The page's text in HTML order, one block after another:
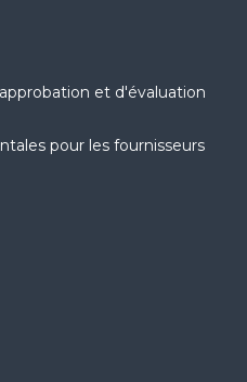
et d'évaluation
pour les fournisseurs